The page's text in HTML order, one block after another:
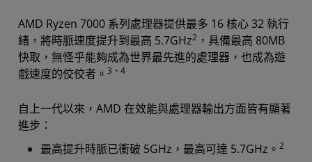
AMD Ryzen 7000 系列處理器提供最多 16 核心 32 執行
緒，將時脈速度提升到最高 5.7GHz2 ，具備最高 80MB
快取，無怪乎能夠成為世界最先進的處理器，也成為遊
戲速度的佼佼者。 3、4
自上一代以來，AMD 在效能與處理器輸出方面皆有顯著
進步：
最高提升時脈已衝破 5GHz，最高可達 5.7GHz。 2